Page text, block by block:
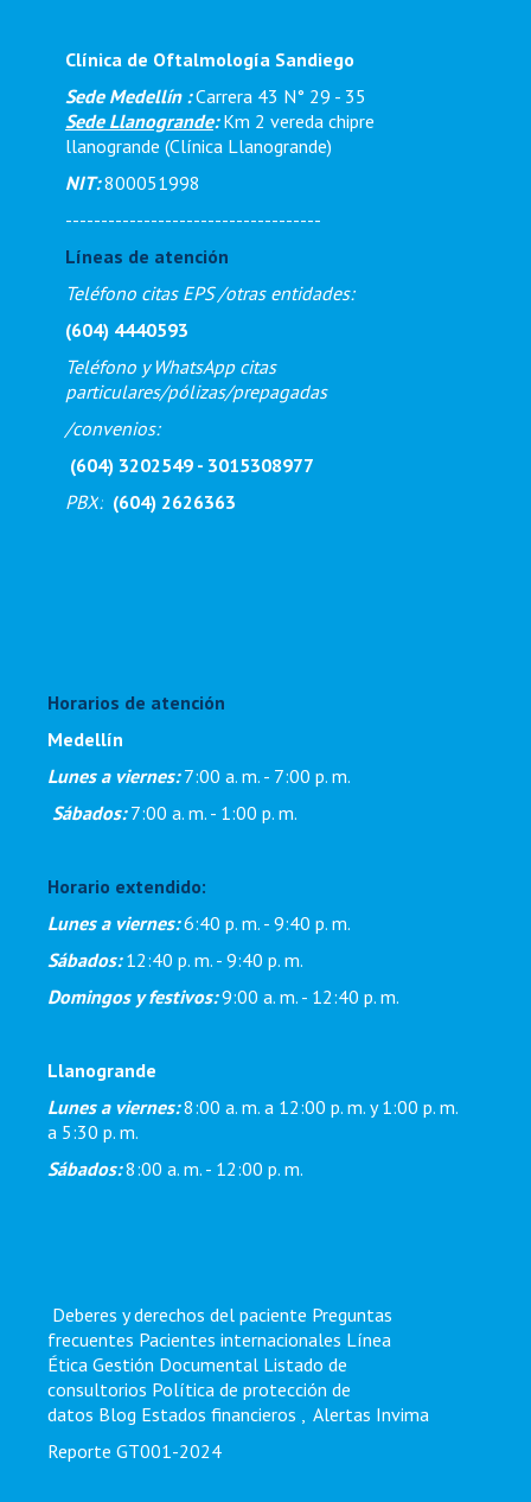
Clínica de Oftalmología Sandiego
Sede Medellín : Carrera 43 N° 29 - 35
Sede Llanogrande:Km 2 vereda chipre
llanogrande (Clínica Llanogrande)
NIT:800051998
------------------------------------
Líneas de atención
Teléfono citas EPS /otras entidades:
(604) 4440593
Teléfono y WhatsApp citas
particulares/pólizas/prepagadas
/convenios:
(604) 3202549 - 3015308977
PBX: (604) 2626363
Horarios de atención
Medellín
Lunes a viernes:7:00 a. m. - 7:00 p. m.
Sábados:7:00 a. m. - 1:00 p. m.
Horario extendido:
Lunes a viernes:6:40 p. m. - 9:40 p. m.
Sábados:12:40 p. m. - 9:40 p. m.
Domingos y festivos:9:00 a. m. - 12:40 p. m.
Llanogrande
Lunes a viernes:8:00 a. m. a 12:00 p. m. y 1:00 p. m.
a 5:30 p. m.
Sábados:8:00 a. m. - 12:00 p. m.
Deberes y derechos del paciente Preguntas
frecuentes Pacientes internacionales Línea
Ética Gestión Documental Listado de
consultorios Política de protección de
datos Blog Estados financieros , Alertas Invima
Reporte GT001-2024